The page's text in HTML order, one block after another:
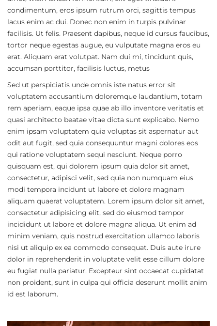
condimentum, eros ipsum rutrum orci, sagittis tempus
lacus enim ac dui. Donec non enim in turpis pulvinar
facilisis. Ut felis. Praesent dapibus, neque id cursus faucibus,
tortor neque egestas augue, eu vulputate magna eros eu
erat. Aliquam erat volutpat. Nam dui mi, tincidunt quis,
accumsan porttitor, facilisis luctus, metus
Sed ut perspiciatis unde omnis iste natus error sit
voluptatem accusantium doloremque laudantium, totam
rem aperiam, eaque ipsa quae ab illo inventore veritatis et
quasi architecto beatae vitae dicta sunt explicabo. Nemo
enim ipsam voluptatem quia voluptas sit aspernatur aut
odit aut fugit, sed quia consequuntur magni dolores eos
qui ratione voluptatem sequi nesciunt. Neque porro
quisquam est, qui dolorem ipsum quia dolor sit amet,
consectetur, adipisci velit, sed quia non numquam eius
modi tempora incidunt ut labore et dolore magnam
aliquam quaerat voluptatem. Lorem ipsum dolor sit amet,
consectetur adipisicing elit, sed do eiusmod tempor
incididunt ut labore et dolore magna aliqua. Ut enim ad
minim veniam, quis nostrud exercitation ullamco laboris
nisi ut aliquip ex ea commodo consequat. Duis aute irure
dolor in reprehenderit in voluptate velit esse cillum dolore
eu fugiat nulla pariatur. Excepteur sint occaecat cupidatat
non proident, sunt in culpa qui officia deserunt mollit anim
id est laborum.